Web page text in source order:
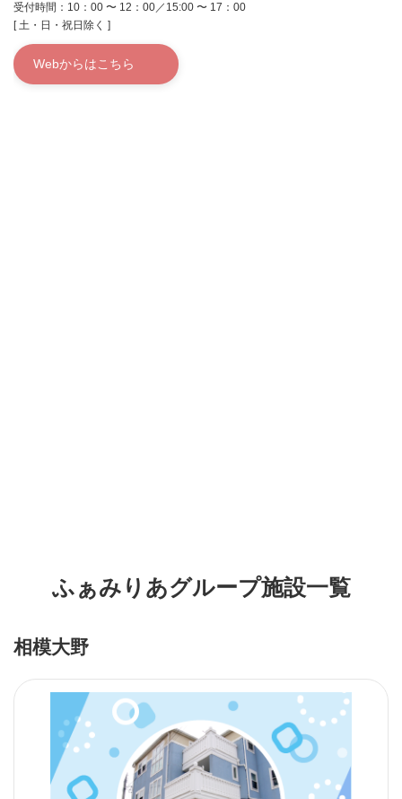
受付時間：10：00 〜 12：00／15:00 〜 17：00
[ 土・日・祝日除く ]
Webからはこちら
ふぁみりあグループ施設一覧
相模大野